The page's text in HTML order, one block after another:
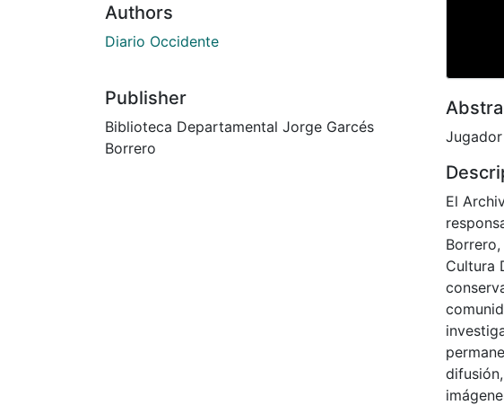
Authors
Diario Occidente
Publisher
Biblioteca Departamental Jorge Garcés
Borrero
El
Cultura